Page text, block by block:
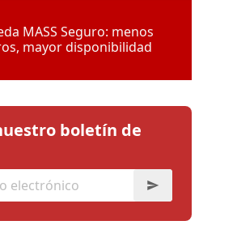
MASS Seguro: menos
mayor disponibilidad
boletín de